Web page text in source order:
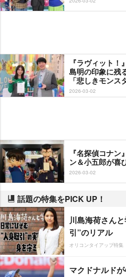
『ラヴィット
島明の印象に残
「悲しきモンス
2026-03-02
『名探偵コナ
ン＆小五郎が喜
2026-03-02
話題の特集をPICK UP！
川島海荷さん
引”のリアル
オリコンタイアップ特集
マクドナルド